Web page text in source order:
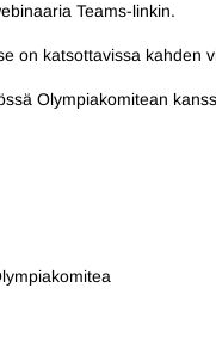
Teams-linkin.
on katsottavissa kahden
Olympiakomitean